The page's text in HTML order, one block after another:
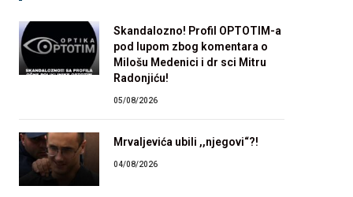
Skandalozno! Profil OPTOTIM-a
pod lupom zbog komentara o
Milošu Medenici i dr sci Mitru
Radonjiću!
05/08/2026
Mrvaljevića ubili ,,njegovi“?!
04/08/2026